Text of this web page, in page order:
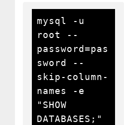
mysql -u
root --
password=pas
sword --
skip-column-
names -e
"SHOW